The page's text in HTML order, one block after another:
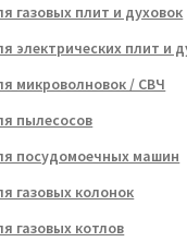
газовых плит и духовок
электрических плит и
микроволновок / СВЧ
пылесосов
посудомоечных машин
газовых колонок
газовых котлов